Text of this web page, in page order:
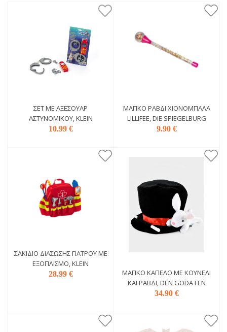
ΣΕΤ ΜΕ ΑΞΕΣΟΥΆΡ
ΑΣΤΥΝΟΜΙΚΟΎ, KLEIN
10.99 €
ΜΑΓΙΚΌ ΡΑΒΔΊ ΧΙΟΝΌΜΠΑΛΑ
LILLIFEE, DIE SPIEGELBURG
9.90 €
ΣΑΚΊΔΙΟ ΔΙΆΣΩΣΗΣ ΓΙΑΤΡΟΎ ΜΕ
ΕΞΟΠΛΙΣΜΌ, KLEIN
28.99 €
ΜΑΓΙΚΌ ΚΑΠΈΛΟ ΜΕ ΚΟΥΝΈΛΙ
ΚΑΙ ΡΑΒΔΊ, DEN GODA FEN
34.90 €